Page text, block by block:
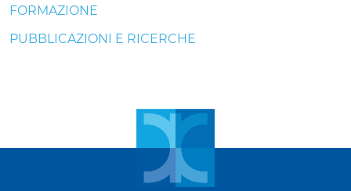
FORMAZIONE
PUBBLICAZIONI E RICERCHE